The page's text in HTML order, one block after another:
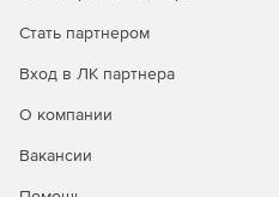
Стать партнером
Вход в ЛК партнера
О компании
Вакансии